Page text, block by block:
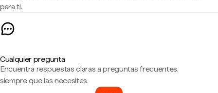
para ti.
Cualquier pregunta
Encuentra respuestas claras a preguntas frecuentes,
siempre que las necesites.